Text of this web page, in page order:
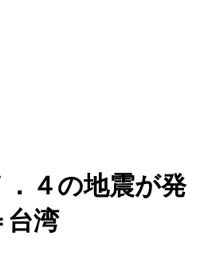
．４の地震が発
台湾